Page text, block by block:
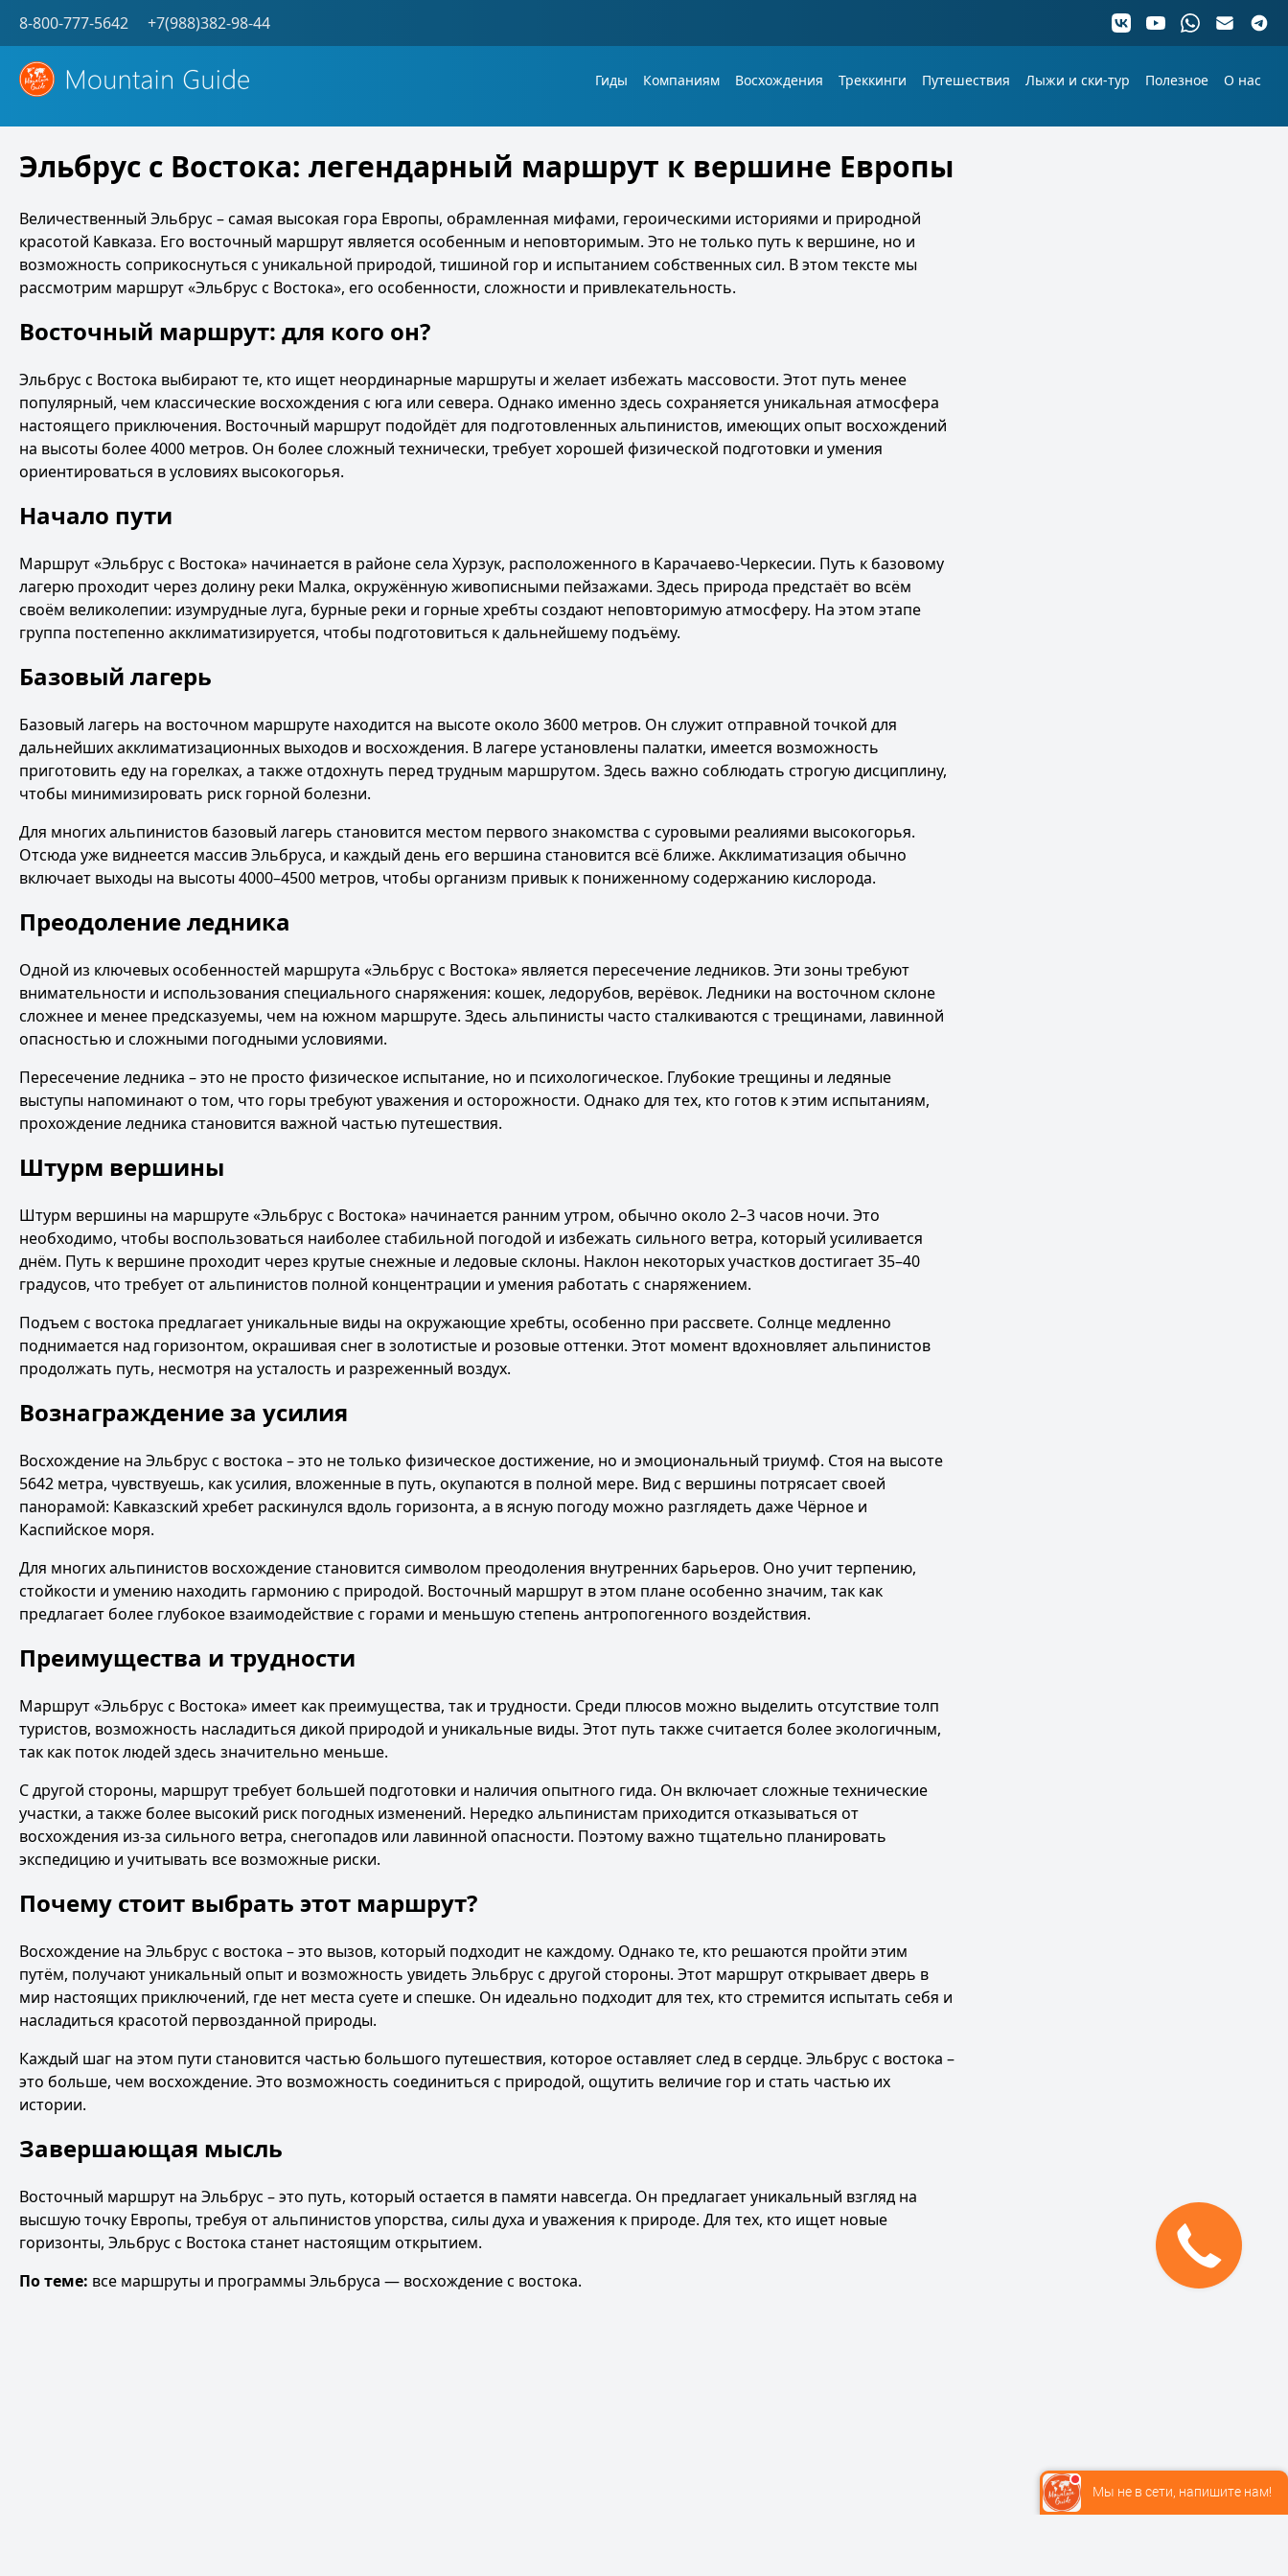
8-800-777-5642 +7(988)382-98-44
Гиды Компаниям Восхождения Треккинги Путешествия Лыжи и ски-тур Полезное О нас
Эльбрус с Востока: легендарный маршрут к вершине Европы
Величественный Эльбрус – самая высокая гора Европы, обрамленная мифами, героическими историями и природной
красотой Кавказа. Его восточный маршрут является особенным и неповторимым. Это не только путь к вершине, но и
возможность соприкоснуться с уникальной природой, тишиной гор и испытанием собственных сил. В этом тексте мы
рассмотрим маршрут «Эльбрус с Востока», его особенности, сложности и привлекательность.
Восточный маршрут: для кого он?
Эльбрус с Востока выбирают те, кто ищет неординарные маршруты и желает избежать массовости. Этот путь менее
популярный, чем классические восхождения с юга или севера. Однако именно здесь сохраняется уникальная атмосфера
настоящего приключения. Восточный маршрут подойдёт для подготовленных альпинистов, имеющих опыт восхождений
на высоты более 4000 метров. Он более сложный технически, требует хорошей физической подготовки и умения
ориентироваться в условиях высокогорья.
Начало пути
Маршрут «Эльбрус с Востока» начинается в районе села Хурзук, расположенного в Карачаево-Черкесии. Путь к базовому
лагерю проходит через долину реки Малка, окружённую живописными пейзажами. Здесь природа предстаёт во всём
своём великолепии: изумрудные луга, бурные реки и горные хребты создают неповторимую атмосферу. На этом этапе
группа постепенно акклиматизируется, чтобы подготовиться к дальнейшему подъёму.
Базовый лагерь
Базовый лагерь на восточном маршруте находится на высоте около 3600 метров. Он служит отправной точкой для
дальнейших акклиматизационных выходов и восхождения. В лагере установлены палатки, имеется возможность
приготовить еду на горелках, а также отдохнуть перед трудным маршрутом. Здесь важно соблюдать строгую дисциплину,
чтобы минимизировать риск горной болезни.
Для многих альпинистов базовый лагерь становится местом первого знакомства с суровыми реалиями высокогорья.
Отсюда уже виднеется массив Эльбруса, и каждый день его вершина становится всё ближе. Акклиматизация обычно
включает выходы на высоты 4000–4500 метров, чтобы организм привык к пониженному содержанию кислорода.
Преодоление ледника
Одной из ключевых особенностей маршрута «Эльбрус с Востока» является пересечение ледников. Эти зоны требуют
внимательности и использования специального снаряжения: кошек, ледорубов, верёвок. Ледники на восточном склоне
сложнее и менее предсказуемы, чем на южном маршруте. Здесь альпинисты часто сталкиваются с трещинами, лавинной
опасностью и сложными погодными условиями.
Пересечение ледника – это не просто физическое испытание, но и психологическое. Глубокие трещины и ледяные
выступы напоминают о том, что горы требуют уважения и осторожности. Однако для тех, кто готов к этим испытаниям,
прохождение ледника становится важной частью путешествия.
Штурм вершины
Штурм вершины на маршруте «Эльбрус с Востока» начинается ранним утром, обычно около 2–3 часов ночи. Это
необходимо, чтобы воспользоваться наиболее стабильной погодой и избежать сильного ветра, который усиливается
днём. Путь к вершине проходит через крутые снежные и ледовые склоны. Наклон некоторых участков достигает 35–40
градусов, что требует от альпинистов полной концентрации и умения работать с снаряжением.
Подъем с востока предлагает уникальные виды на окружающие хребты, особенно при рассвете. Солнце медленно
поднимается над горизонтом, окрашивая снег в золотистые и розовые оттенки. Этот момент вдохновляет альпинистов
продолжать путь, несмотря на усталость и разреженный воздух.
Вознаграждение за усилия
Восхождение на Эльбрус с востока – это не только физическое достижение, но и эмоциональный триумф. Стоя на высоте
5642 метра, чувствуешь, как усилия, вложенные в путь, окупаются в полной мере. Вид с вершины потрясает своей
панорамой: Кавказский хребет раскинулся вдоль горизонта, а в ясную погоду можно разглядеть даже Чёрное и
Каспийское моря.
Для многих альпинистов восхождение становится символом преодоления внутренних барьеров. Оно учит терпению,
стойкости и умению находить гармонию с природой. Восточный маршрут в этом плане особенно значим, так как
предлагает более глубокое взаимодействие с горами и меньшую степень антропогенного воздействия.
Преимущества и трудности
Маршрут «Эльбрус с Востока» имеет как преимущества, так и трудности. Среди плюсов можно выделить отсутствие толп
туристов, возможность насладиться дикой природой и уникальные виды. Этот путь также считается более экологичным,
так как поток людей здесь значительно меньше.
С другой стороны, маршрут требует большей подготовки и наличия опытного гида. Он включает сложные технические
участки, а также более высокий риск погодных изменений. Нередко альпинистам приходится отказываться от
восхождения из-за сильного ветра, снегопадов или лавинной опасности. Поэтому важно тщательно планировать
экспедицию и учитывать все возможные риски.
Почему стоит выбрать этот маршрут?
Восхождение на Эльбрус с востока – это вызов, который подходит не каждому. Однако те, кто решаются пройти этим
путём, получают уникальный опыт и возможность увидеть Эльбрус с другой стороны. Этот маршрут открывает дверь в
мир настоящих приключений, где нет места суете и спешке. Он идеально подходит для тех, кто стремится испытать себя и
насладиться красотой первозданной природы.
Каждый шаг на этом пути становится частью большого путешествия, которое оставляет след в сердце. Эльбрус с востока –
это больше, чем восхождение. Это возможность соединиться с природой, ощутить величие гор и стать частью их
истории.
Завершающая мысль
Восточный маршрут на Эльбрус – это путь, который остается в памяти навсегда. Он предлагает уникальный взгляд на
высшую точку Европы, требуя от альпинистов упорства, силы духа и уважения к природе. Для тех, кто ищет новые
горизонты, Эльбрус с Востока станет настоящим открытием.
По теме: все маршруты и программы Эльбруса — восхождение с востока.
Мы не в сети, напишите нам!